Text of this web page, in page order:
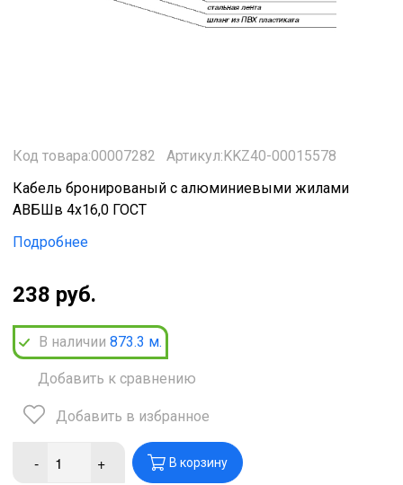
Код товара:00007282
Артикул:KKZ40-00015578
Кабель бронированый с алюминиевыми жилами
АВБШв 4х16,0 ГОСТ
Подробнее
238 руб.
В наличии 873.3 м.
Добавить к сравнению
Добавить в избранное
- + В корзину